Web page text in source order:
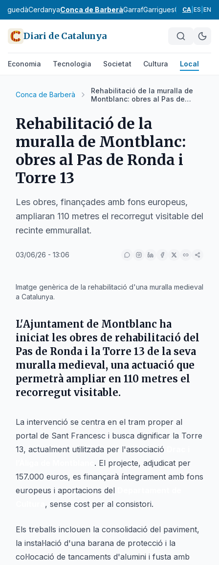
CerdanyaConca de BarberàGarrafGarriguesGarrotxa
CA ES EN
Diari de Catalunya
Economia Tecnologia Societat Cultura Local
Conca de Barberà
Rehabilitació de la muralla de
Montblanc: obres al Pas de
Rehabilitació de la
muralla de Montblanc:
obres al Pas de Ronda i
Torre 13
Les obres, finançades amb fons europeus,
ampliaran 110 metres el recorregut visitable del
recinte emmurallat.
03/06/26 - 13:06
Imatge genèrica de la rehabilitació d'una muralla medieval
a Catalunya.
L'Ajuntament de Montblanc ha
iniciat les obres de rehabilitació del
Pas de Ronda i la Torre 13 de la seva
muralla medieval, una actuació que
permetrà ampliar en 110 metres el
recorregut visitable.
La intervenció se centra en el tram proper al
portal de Sant Francesc i busca dignificar la Torre
13, actualment utilitzada per l'associació
. El projecte, adjudicat per
157.000 euros, es finançarà íntegrament amb fons
europeus i aportacions del
, sense cost per al consistori.
Els treballs inclouen la consolidació del paviment,
la instal·lació d'una barana de protecció i la
col·locació de tancaments d'alumini i fusta amb